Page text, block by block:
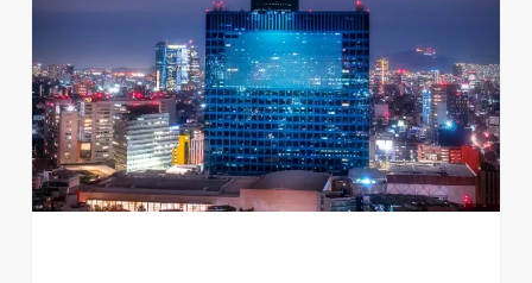
Creatividad
y
Comunicación!
Ark
Studios